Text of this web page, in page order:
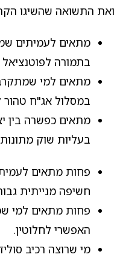
ואת התשואה שהשיגו
מתאים לעמיתים
בתמורה
מתאים למי שמתקרב
במסלול אג"ח טהור
מתאים כפשרה בין
בעליות שוק
פחות מתאים
חשיפה מנייתית
פחות מתאים למי
האפשרי לחלוטין.
מי שרוצה רכיב